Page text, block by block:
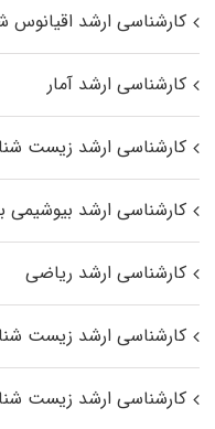
کارشناسی ارشد اقیانوس‌
کارشناسی ارشد آمار
کارشناسی ارشد زیست
کارشناسی ارشد بیوشیمی
کارشناسی ارشد ریاضی
کارشناسی ارشد زیست‌
کارشناسی ارشد زیست‌